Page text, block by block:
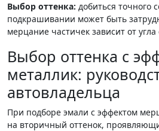
Выбор оттенка: добиться точного
подкрашивании может быть
мерцание частичек зависит от
Выбор оттенка с
металлик:
автовладельца
При подборе эмали с эффектом
на вторичный оттенок,